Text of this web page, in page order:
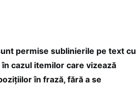
permise sublinierile pe text cu
cazul itemilor care vizează
în frază, fără a se